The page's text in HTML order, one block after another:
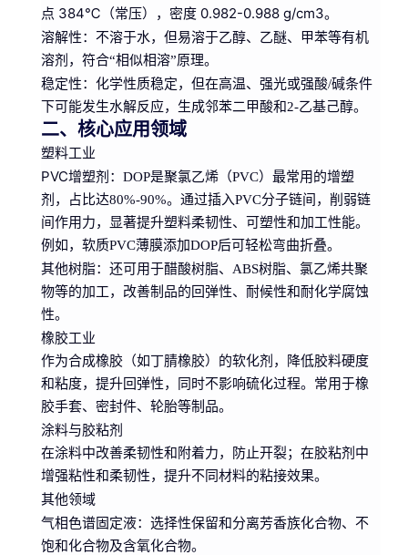
点 384℃（常压） ，密度 0.982-0.988 g/cm3。
溶解性：不溶于水，但易溶于乙醇、乙醚、甲苯等有机
溶剂，符合“相似相溶”原理。
稳定性：化学性质稳定，但在高温、强光或强酸/碱条件
下可能发生水解反应，生成邻苯二甲酸和2-乙基己醇。
二、核心应用领域
塑料工业
PVC增塑剂 ：DOP是聚氯乙烯（PVC）最常用的增塑
剂，占比达80%-90%。通过插入PVC分子链间，削弱链
间作用力，显著提升塑料柔韧性、可塑性和加工性能。
例如，软质PVC薄膜添加DOP后可轻松弯曲折叠。
其他树脂：还可用于醋酸树脂、ABS树脂、氯乙烯共聚
物等的加工，改善制品的回弹性、耐候性和耐化学腐蚀
性。
橡胶工业
作为合成橡胶（如丁腈橡胶）的软化剂，降低胶料硬度
和粘度，提升回弹性，同时不影响硫化过程。常用于橡
胶手套、密封件、轮胎等制品。
涂料与胶粘剂
在涂料中改善柔韧性和附着力，防止开裂；在胶粘剂中
增强粘性和柔韧性，提升不同材料的粘接效果。
其他领域
气相色谱固定液：选择性保留和分离芳香族化合物、不
饱和化合物及含氧化合物。